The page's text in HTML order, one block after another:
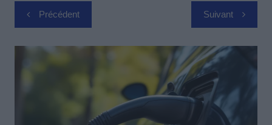
Navigation
de
l’article
Précédent Suivant